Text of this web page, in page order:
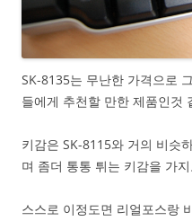
SK-8135는 무난한 가격으로
들에게 추천할 만한 제품인것
키감은 SK-8115와 거의 비슷
며 좀더 통통 튀는 키감을 가
스스로 이정도면 리얼포스랑